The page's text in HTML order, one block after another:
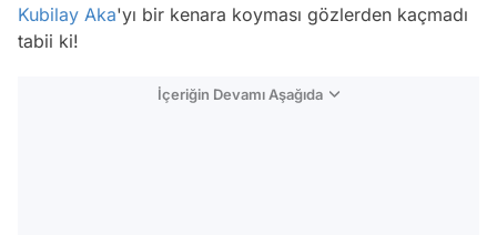
Kubilay Aka'yı bir kenara koyması gözlerden kaçmadı
tabii ki!
İçeriğin Devamı Aşağıda